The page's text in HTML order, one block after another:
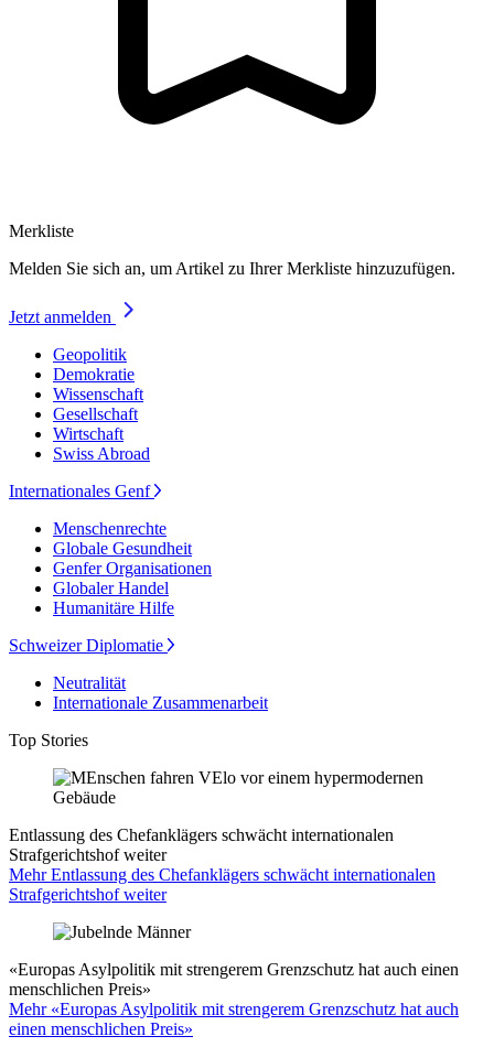
Merkliste
Melden Sie sich an, um Artikel zu Ihrer Merkliste hinzuzufügen.
Jetzt anmelden
Geopolitik
Demokratie
Wissenschaft
Gesellschaft
Wirtschaft
Swiss Abroad
Internationales Genf
Menschenrechte
Globale Gesundheit
Genfer Organisationen
Globaler Handel
Humanitäre Hilfe
Schweizer Diplomatie
Neutralität
Internationale Zusammenarbeit
Top Stories
Entlassung des Chefanklägers schwächt internationalen
Strafgerichtshof weiter
Mehr Entlassung des Chefanklägers schwächt internationalen
Strafgerichtshof weiter
«Europas Asylpolitik mit strengerem Grenzschutz hat auch einen
menschlichen Preis»
Mehr «Europas Asylpolitik mit strengerem Grenzschutz hat auch
einen menschlichen Preis»